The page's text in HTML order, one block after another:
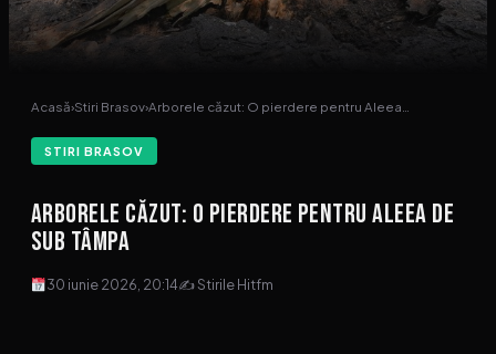
Acasă›Stiri Brasov›Arborele căzut: O pierdere pentru Aleea…
STIRI BRASOV
Arborele căzut: O pierdere pentru Aleea de
sub Tâmpa
30 iunie 2026, 20:14✍ Stirile Hitfm